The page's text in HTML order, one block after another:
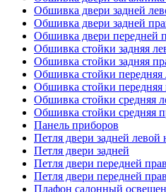
Обшивка двери задней
Обшивка двери задней
Обшивка двери передней
Обшивка стойки задняя
Обшивка стойки задняя
Обшивка стойки передняя
Обшивка стойки передняя
Обшивка стойки средняя
Обшивка стойки средняя
Панель приборов
Петля двери задней левой
Петля двери задней
Петля двери передней
Петля двери передней
Плафон салонный